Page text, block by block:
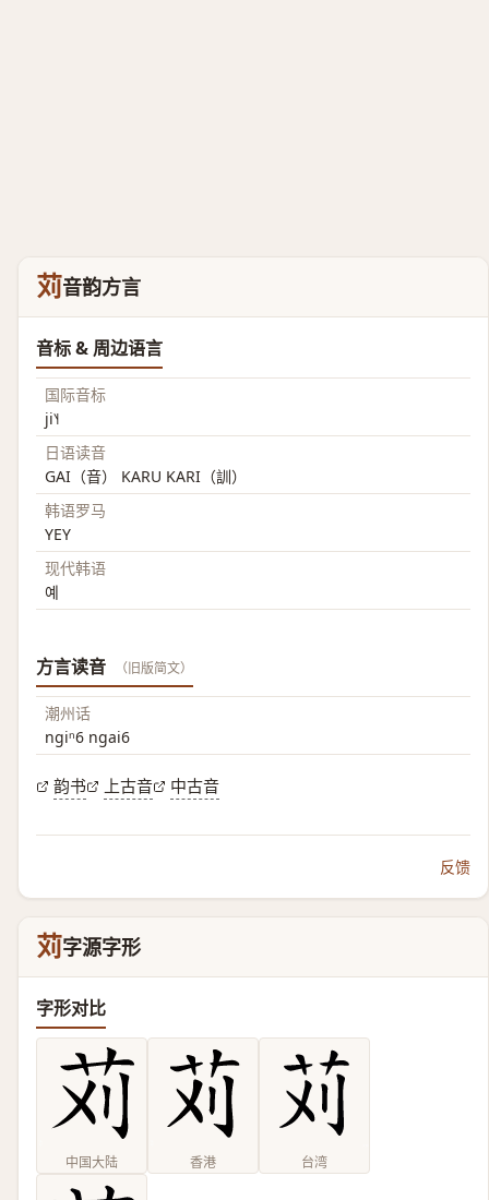
苅音韵方言
音标 & 周边语言
国际音标
ji˥˧
日语读音
GAI（音） KARU KARI（訓）
韩语罗马
YEY
现代韩语
예
方言读音 （旧版简文）
潮州话
ngiⁿ6 ngai6
韵书 上古音 中古音
反馈
苅字源字形
字形对比
中国大陆 香港 台湾